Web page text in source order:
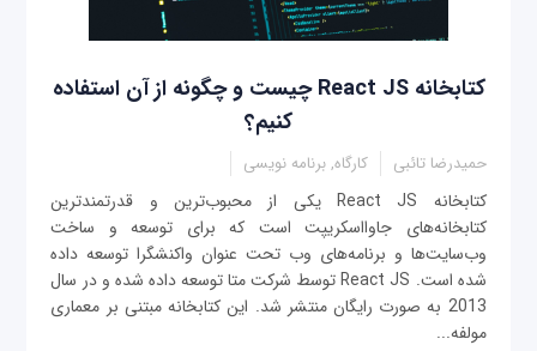
کتابخانه React JS چیست و چگونه از آن استفاده
کنیم؟
حمیدرضا تائبی کارگاه, برنامه نویسی
کتابخانه React JS یکی از محبوب‌ترین و قدرتمندترین
کتابخانه‌های جاوااسکریپت است که برای توسعه و ساخت
وب‌سایت‌ها و برنامه‌های وب تحت عنوان واکنشگرا توسعه داده
شده است. React JS توسط شرکت متا توسعه داده شده و در سال
2013 به صورت رایگان منتشر شد. این کتابخانه مبتنی بر معماری
مولفه‌...